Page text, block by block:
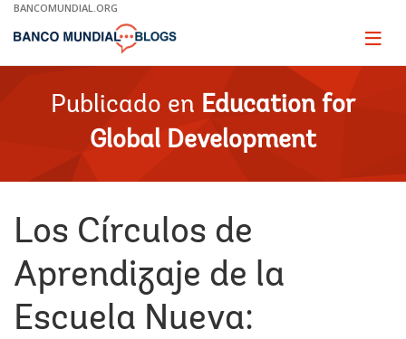
Skip
Main
BANCOMUNDIAL.ORG
Page
Publicado en Education for
Global Development
Los Círculos de
Aprendizaje de la
Escuela Nueva: